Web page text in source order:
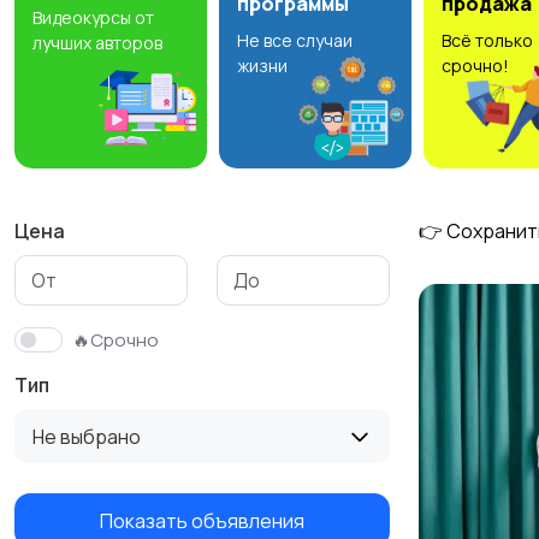
Текстиль и ковры
Видеокурсы от
лучших авторов
Не все случаи
жизни
Всё только
срочно!
Цена
🔥Срочно
Тип
Не выбрано
Показать объявления
👉